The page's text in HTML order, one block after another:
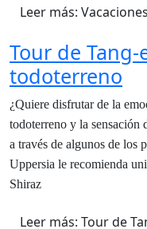
Leer más:
Tour de Tang-
todoterreno
¿Quiere disfrutar de la
todoterreno y la sensación
a través de algunos de los
Uppersia le recomienda
Shiraz
Leer más: Tour de